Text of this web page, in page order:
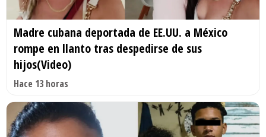
Madre cubana deportada de EE.UU. a México
rompe en llanto tras despedirse de sus
hijos(Video)
Hace 13 horas